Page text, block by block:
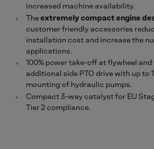
increased machine availability.
Theextremely compact engine
customer friendly accessories
installation cost and increase the
applications.
100% power take-off at flywheel
additional side PTO drive with up to
mounting of hydraulic pumps.
Compact 3-way catalyst for EU
Tier 2 compliance.